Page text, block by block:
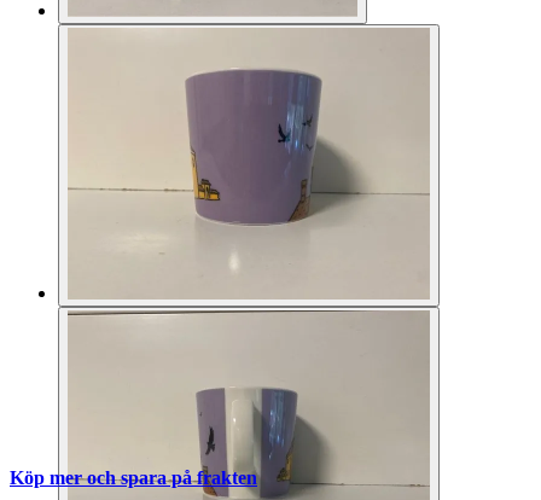
Köp mer och spara på frakten